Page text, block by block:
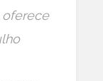
oferece